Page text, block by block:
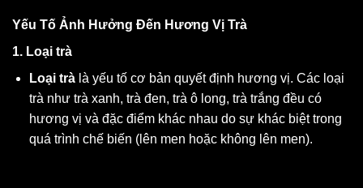
Yếu Tố Ảnh Hưởng Đến Hương Vị Trà
1. Loại trà
Loại tràlà yếu tố cơ bản quyết định hương vị. Các loại
trà như trà xanh, trà đen, trà ô long, trà trắng đều có
hương vị và đặc điểm khác nhau do sự khác biệt trong
quá trình chế biến (lên men hoặc không lên men).